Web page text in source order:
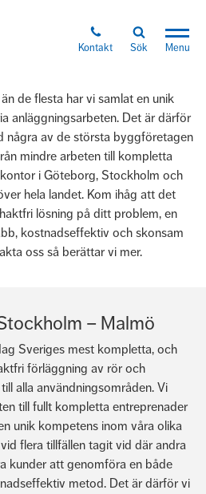
Kontakt Sök Menu
sekel av
och
de flesta har vi samlat en unik
anläggningsarbeten. Det är därför
några av de största byggföretagen
mindre arbeten till kompletta
i Göteborg, Stockholm och
hela landet. Kom ihåg att det
lösning på ditt problem, en
kostnadseffektiv och skonsam
oss så berättar vi mer.
– Malmö
Sveriges mest kompletta, och
förläggning av rör och
alla användningsområden. Vi
till fullt kompletta entreprenader
unik kompetens inom våra olika
flera tillfällen tagit vid där andra
kunder att genomföra en både
metod. Det är därför vi